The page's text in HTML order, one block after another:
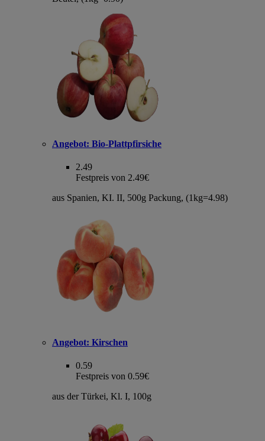
Angebot: Bio-Plattpfirsiche
2.49
Festpreis von 2.49€
aus Spanien, KI. II, 500g Packung, (1kg=4.98)
Angebot: Kirschen
0.59
Festpreis von 0.59€
aus der Türkei, Kl. I, 100g